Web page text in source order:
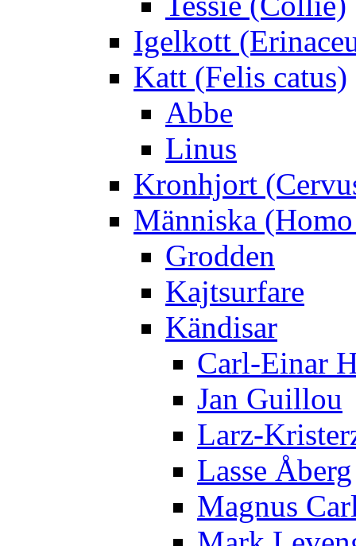
Igelkott
Katt (Felis catus)
Abbe
Linus
Kronhjort
Människa
Grodden
Kajtsurfare
Kändisar
Carl-Einar
Jan Guillou
Larz-
Lasse Åberg
Magnus